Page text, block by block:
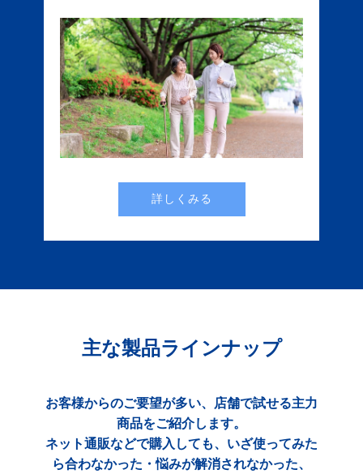
詳しくみる
主な製品ラインナップ
お客様からのご要望が多い、店舗で試せる主力
商品をご紹介します。
ネット通販などで購入しても、いざ使ってみた
ら合わなかった・悩みが解消されなかった、